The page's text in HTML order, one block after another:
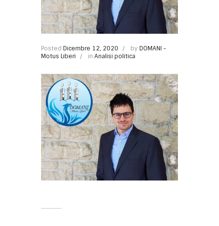
Posted Dicembre 12, 2020 by DOMANI -
Motus Liberi
in Analisi politica